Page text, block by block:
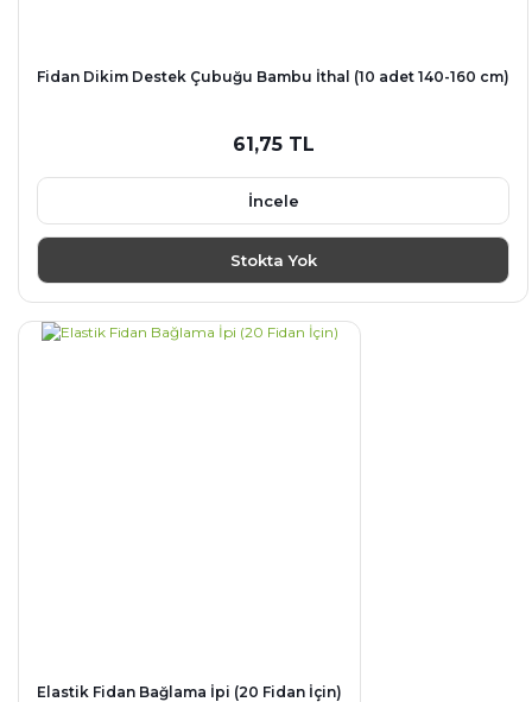
Fidan Dikim Destek Çubuğu Bambu İthal (10 adet 140-160 cm)
61,75 TL
İncele
Stokta Yok
Elastik Fidan Bağlama İpi (20 Fidan İçin)